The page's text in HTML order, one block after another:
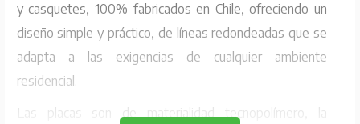
y casquetes, 100% fabricados en Chile, ofreciendo un
diseño simple y práctico, de líneas redondeadas que se
adapta a las exigencias de cualquier ambiente
residencial.
Las placas son de materialidad tecnopolímero, la